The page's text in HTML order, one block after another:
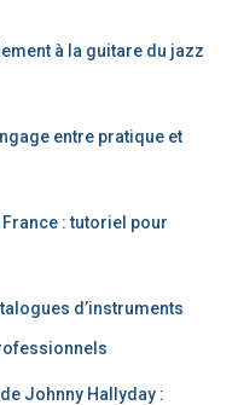
à la guitare du jazz
entre pratique et
: tutoriel pour
d’instruments
Johnny Hallyday :